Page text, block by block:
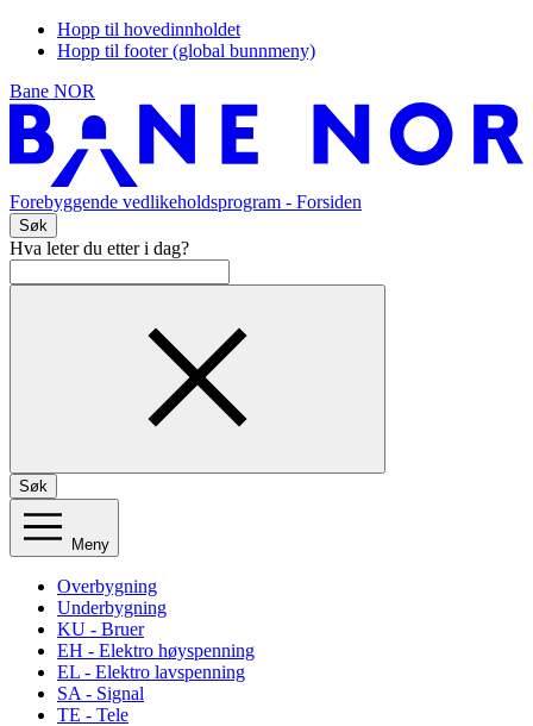
Hopp til hovedinnholdet
Hopp til footer (global bunnmeny)
Bane NOR
Forebyggende vedlikeholdsprogram - Forsiden
Søk
Hva leter du etter i dag?
Søk
Meny
Overbygning
Underbygning
KU - Bruer
EH - Elektro høyspenning
EL - Elektro lavspenning
SA - Signal
TE - Tele